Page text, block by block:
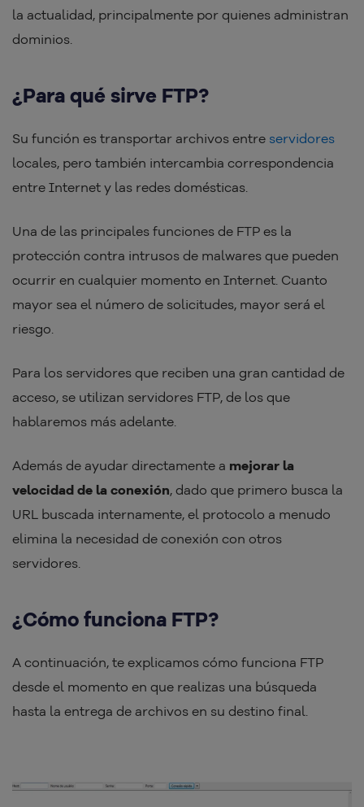
la actualidad, principalmente por quienes administran
dominios.
¿Para qué sirve FTP?
Su función es transportar archivos entre servidores
locales, pero también intercambia correspondencia
entre Internet y las redes domésticas.
Una de las principales funciones de FTP es la
protección contra intrusos de malwares que pueden
ocurrir en cualquier momento en Internet. Cuanto
mayor sea el número de solicitudes, mayor será el
riesgo.
Para los servidores que reciben una gran cantidad de
acceso, se utilizan servidores FTP, de los que
hablaremos más adelante.
Además de ayudar directamente a mejorar la
velocidad de la conexión, dado que primero busca la
URL buscada internamente, el protocolo a menudo
elimina la necesidad de conexión con otros
servidores.
¿Cómo funciona FTP?
A continuación, te explicamos cómo funciona FTP
desde el momento en que realizas una búsqueda
hasta la entrega de archivos en su destino final.